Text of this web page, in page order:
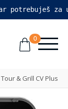
potrebuješ
0
& Grill CV Plus